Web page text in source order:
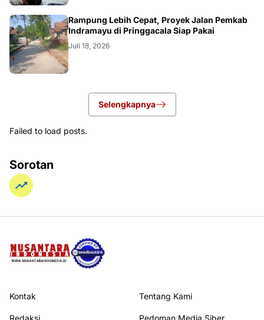
LOKAL
Rampung Lebih Cepat, Proyek Jalan Pemkab
Indramayu di Pringgacala Siap Pakai
Juli 18, 2026
Selengkapnya
Failed to load posts.
Sorotan
Kontak Tentang Kami
Redaksi Pedoman Media Siber